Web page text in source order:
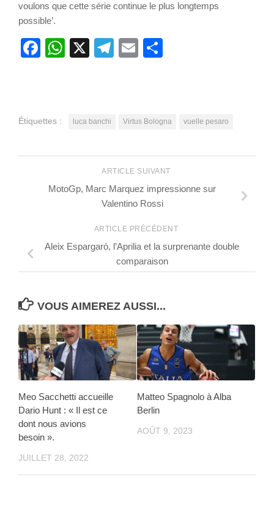
voulons que cette série continue le plus longtemps
possible’.
Facebook
WhatsApp
X Telegram
Email
Étiquettes : luca banchi Virtus Bologna vuelle pesaro
ARTICLE SUIVANT
MotoGp, Marc Marquez impressionne sur
Valentino Rossi
ARTICLE PRÉCÉDENT
Aleix Espargaró, l’Aprilia et la surprenante double
comparaison
VOUS AIMEREZ AUSSI...
Meo Sacchetti accueille
Dario Hunt : « Il est ce
dont nous avions
besoin ».
JUILLET 28, 2022
Matteo Spagnolo à Alba
Berlin
AOÛT 9, 2023